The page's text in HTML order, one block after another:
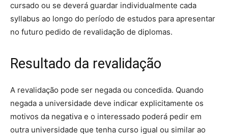
cursado ou se deverá guardar individualmente cada
syllabus ao longo do período de estudos para apresentar
no futuro pedido de revalidação de diplomas.
Resultado da revalidação
A revalidação pode ser negada ou concedida. Quando
negada a universidade deve indicar explicitamente os
motivos da negativa e o interessado poderá pedir em
outra universidade que tenha curso igual ou similar ao